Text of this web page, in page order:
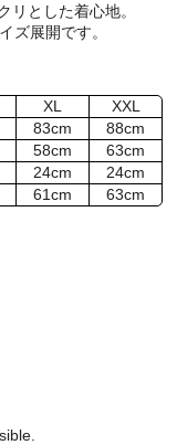
リとした着心地。
ズ展開です。
XL
XXL
83cm
88cm
58cm
63cm
24cm
24cm
61cm 63cm